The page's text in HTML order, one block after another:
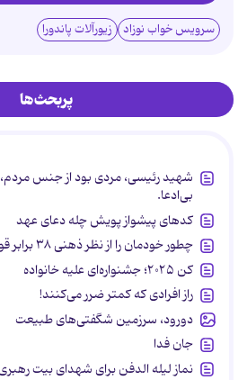
سرویس خواب نوزاد زیورآلات پاندورا
پربحث‌ها
شهید رئیسی، مردی بود از جنس مردم،
بی‌ادعا.
کدهای پیشواز پویش چله دعای عهد
چطور خودمان را از نظر ذهنی ۳۸ برابر قوی‌تر کنیم؟
کن ۲۰۲۵؛ جشنواره‌ای علیه خانواده
راز افرادی که کمتر ضرر می‌کنند!
دورود، سرزمین شگفتی‌های طبیعت
جان فدا
نماز لیله الدفن برای شهدای بیت